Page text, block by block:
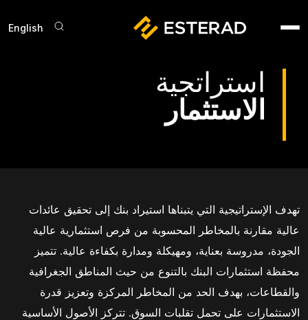
Menu
English
استراتجية
الاستثمار
تهدف الإستراتيجية التي يتبناها استيراد بنك إلى تحقيق عائدات
عالية مقارنة بالمخاطر المحسوبة من فرص استثمارية عالية
الجودة، مدروسة بعناية، ومهيكلة ومدارة بكفاءة عالية. تتميز
محفظة استثمارات البنك بالتنوع من حيث المناطق الجغرافية
والقطاعات، بهدف الحد من المخاطر المركزة وتعزيز قدرة
الاستثمارات على تحمل تقلبات السوق. تتركز الأصول الأساسية